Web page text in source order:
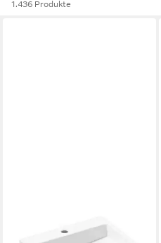
1.436 Produkte